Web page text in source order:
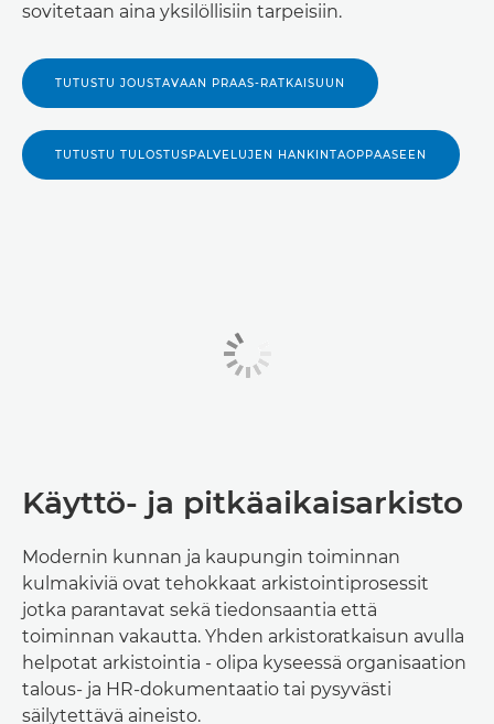
sovitetaan aina yksilöllisiin tarpeisiin.
TUTUSTU JOUSTAVAAN PRAAS-RATKAISUUN
TUTUSTU TULOSTUSPALVELUJEN HANKINTAOPPAASEEN
Käyttö- ja pitkäaikaisarkisto
Modernin kunnan ja kaupungin toiminnan
kulmakiviä ovat tehokkaat arkistointiprosessit
jotka parantavat sekä tiedonsaantia että
toiminnan vakautta. Yhden arkistoratkaisun avulla
helpotat arkistointia - olipa kyseessä organisaation
talous- ja HR-dokumentaatio tai pysyvästi
säilytettävä aineisto.